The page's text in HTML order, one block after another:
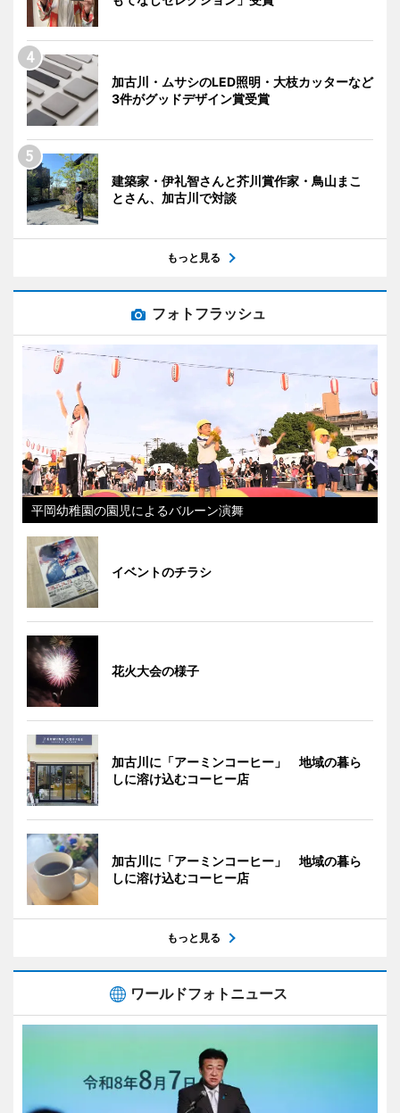
加古川・ムサシのLED照明・大枝カッターなど
3件がグッドデザイン賞受賞
建築家・伊礼智さんと芥川賞作家・鳥山まこ
とさん、加古川で対談
もっと見る
フォトフラッシュ
平岡幼稚園の園児によるバルーン演舞
イベントのチラシ
花火大会の様子
加古川に「アーミンコーヒー」 地域の暮ら
しに溶け込むコーヒー店
加古川に「アーミンコーヒー」 地域の暮ら
しに溶け込むコーヒー店
もっと見る
ワールドフォトニュース